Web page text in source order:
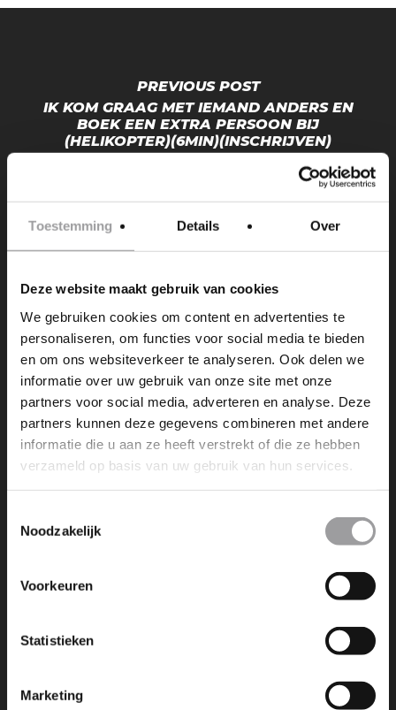
Toestemming Details Over
Deze website maakt gebruik van cookies
We gebruiken cookies om content en advertenties te
personaliseren, om functies voor social media te bieden
en om ons websiteverkeer te analyseren. Ook delen we
informatie over uw gebruik van onze site met onze
partners voor social media, adverteren en analyse. Deze
partners kunnen deze gegevens combineren met andere
informatie die u aan ze heeft verstrekt of die ze hebben
verzameld op basis van uw gebruik van hun services.
Noodzakelijk
Voorkeuren
Statistieken
Marketing
PREVIOUS POST
IK KOM GRAAG MET IEMAND ANDERS EN
BOEK EEN EXTRA PERSOON BIJ
(HELIKOPTER)(6MIN)(INSCHRIJVEN)
IK KOM GRAAG MET IEMAND ANDERS EN
BOEK EEN EXTRA PERSOON BIJ (TESLA)
(INSCHRIJVEN)
werkelijkheid maken is nog veel
bereikbaar!
info@experienceevents.nl